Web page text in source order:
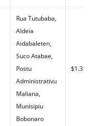
Rua Tutubaba,
Aldeia
Aidabaleten,
Suco Atabae,
Postu
Administrativu
Maliana,
Munisipiu
Bobonaro
$1.32